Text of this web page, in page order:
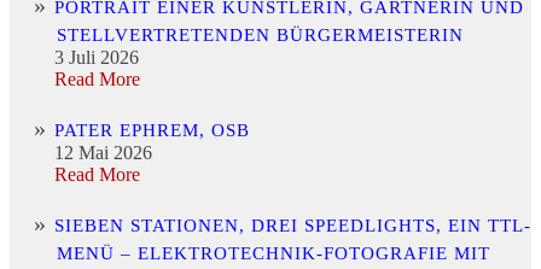
PORTRAIT EINER KÜNSTLERIN, GÄRTNERIN UND
STELLVERTRETENDEN BÜRGERMEISTERIN
3 Juli 2026
Read More
PATER EPHREM, OSB
12 Mai 2026
Read More
SIEBEN STATIONEN, DREI SPEEDLIGHTS, EIN TTL-
MENÜ – ELEKTROTECHNIK-FOTOGRAFIE MIT